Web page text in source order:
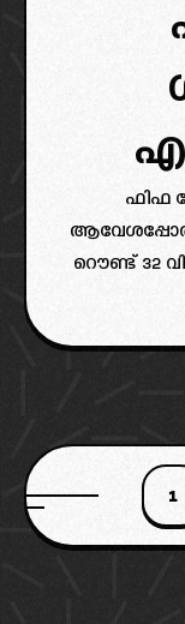
ഫിഫ
റൌണ്ട് 32
1